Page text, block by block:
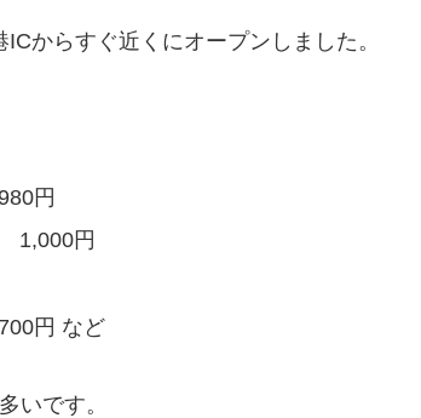
からすぐ近くにオープンしました。
円
1,000円
円 など
いです。